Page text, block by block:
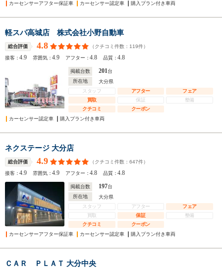
カーセンサーアフター保証車
カーセンサー認定車 購入プラン付き車両
軽スパ高城店 株式会社小野自動車
総合評価 4.8 （クチコミ件数： 119件）
接客：4.9 雰囲気：4.9 アフター：4.8 品質：4.8
掲載台数 201台
所在地
大分県
スタッフ
アフター
フェア
買取
保証
整備
クチコミ
クーポン
カーセンサー認定車
購入プラン付き車両
ネクステージ 大分店
総合評価 4.9 （クチコミ件数： 647件）
接客：4.9 雰囲気：4.9 アフター：4.8 品質：4.8
掲載台数 197台
所在地
大分県
スタッフ
アフター
フェア
買取
保証
整備
クチコミ
クーポン
カーセンサーアフター保証車
カーセンサー認定車 購入プラン付き車両
ＣＡＲ ＰＬＡＴ 大分中央